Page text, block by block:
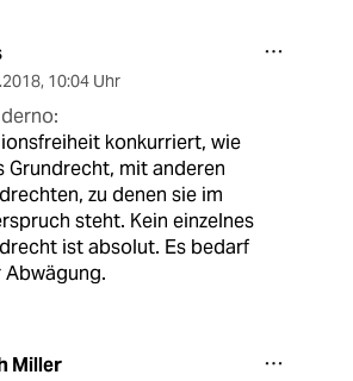
, 10:04 Uhr
konkurriert, wie
Grundrecht, mit anderen
zu denen sie im
steht. Kein einzelnes
ist absolut. Es bedarf
Abwägung.
Miller